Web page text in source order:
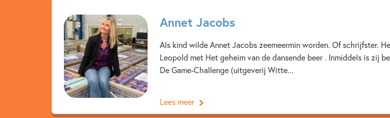
Annet Jacobs
Als kind wilde Annet Jacobs zeemeermin worden. Of schrijfster.
Leopold met Het geheim van de dansende beer . Inmiddels is zij
De Game-Challenge (uitgeverij Witte...
Lees meer